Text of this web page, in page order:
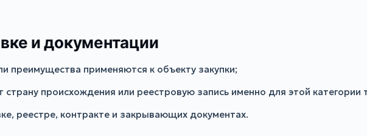
и документации
преимущества применяются к объекту закупки;
происхождения или реестровую запись именно для этой категории
реестре, контракте и закрывающих документах.